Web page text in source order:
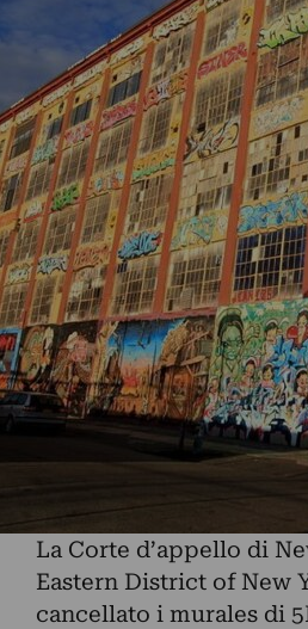
La Corte d’appello di
Eastern District of New
cancellato i murales di